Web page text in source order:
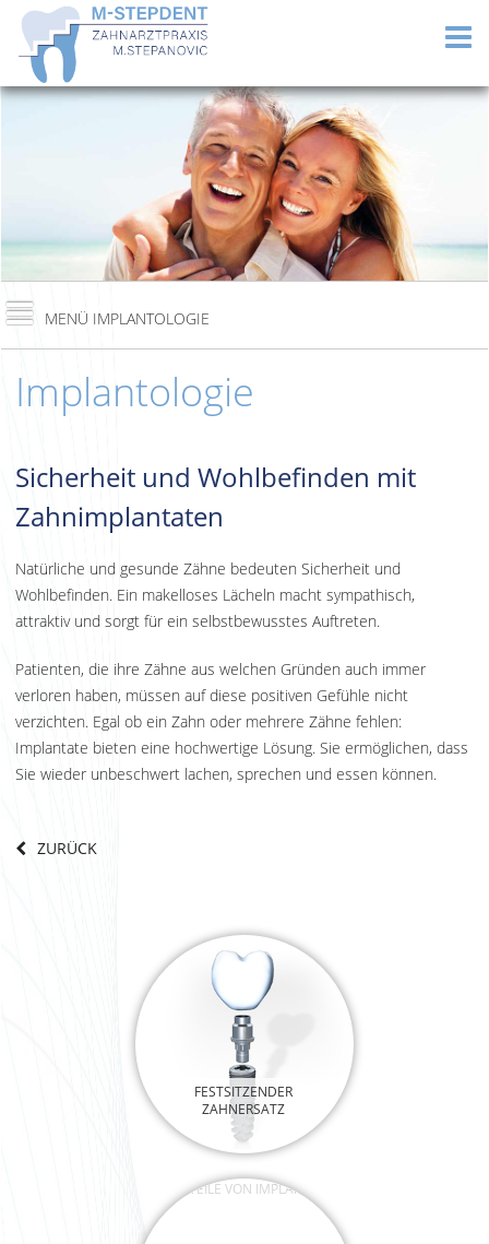
Implantologie
Sicherheit und Wohlbefinden mit
Zahnimplantaten
Natürliche und gesunde Zähne bedeuten Sicherheit und
Wohlbefinden. Ein makelloses Lächeln macht sympathisch,
attraktiv und sorgt für ein selbstbewusstes Auftreten.
Patienten, die ihre Zähne aus welchen Gründen auch immer
verloren haben, müssen auf diese positiven Gefühle nicht
verzichten. Egal ob ein Zahn oder mehrere Zähne fehlen:
Implantate bieten eine hochwertige Lösung. Sie ermöglichen, dass
Sie wieder unbeschwert lachen, sprechen und essen können.
ZURÜCK
FESTSITZENDER
ZAHNERSATZ
VORTEILE VON
IMPLANTATEN